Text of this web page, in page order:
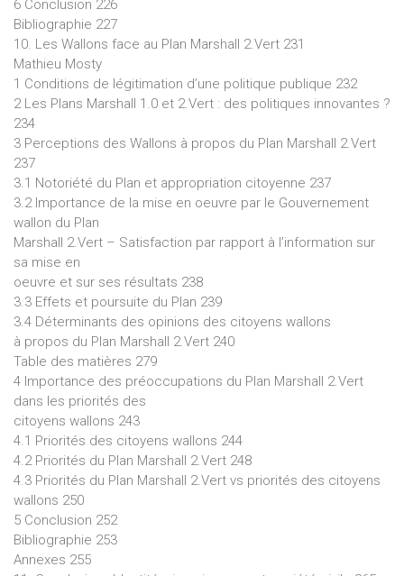
6 Conclusion 226
Bibliographie 227
10. Les Wallons face au Plan Marshall 2.Vert 231
Mathieu Mosty
1 Conditions de légitimation d’une politique publique 232
2 Les Plans Marshall 1.0 et 2.Vert : des politiques innovantes ?
234
3 Perceptions des Wallons à propos du Plan Marshall 2.Vert
237
3.1 Notoriété du Plan et appropriation citoyenne 237
3.2 Importance de la mise en oeuvre par le Gouvernement
wallon du Plan
Marshall 2.Vert – Satisfaction par rapport à l’information sur
sa mise en
oeuvre et sur ses résultats 238
3.3 Effets et poursuite du Plan 239
3.4 Déterminants des opinions des citoyens wallons
à propos du Plan Marshall 2.Vert 240
Table des matières 279
4 Importance des préoccupations du Plan Marshall 2.Vert
dans les priorités des
citoyens wallons 243
4.1 Priorités des citoyens wallons 244
4.2 Priorités du Plan Marshall 2.Vert 248
4.3 Priorités du Plan Marshall 2.Vert vs priorités des citoyens
wallons 250
5 Conclusion 252
Bibliographie 253
Annexes 255